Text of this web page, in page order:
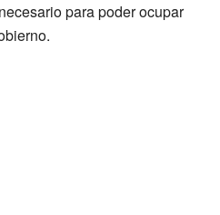
para poder ocupar